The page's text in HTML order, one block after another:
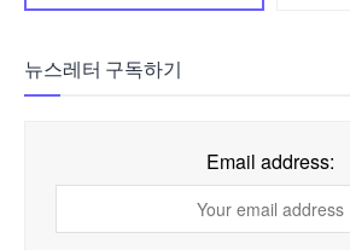
뉴스레터 구독하기
Email address: